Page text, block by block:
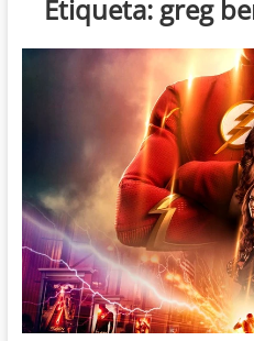
Etiqueta: greg